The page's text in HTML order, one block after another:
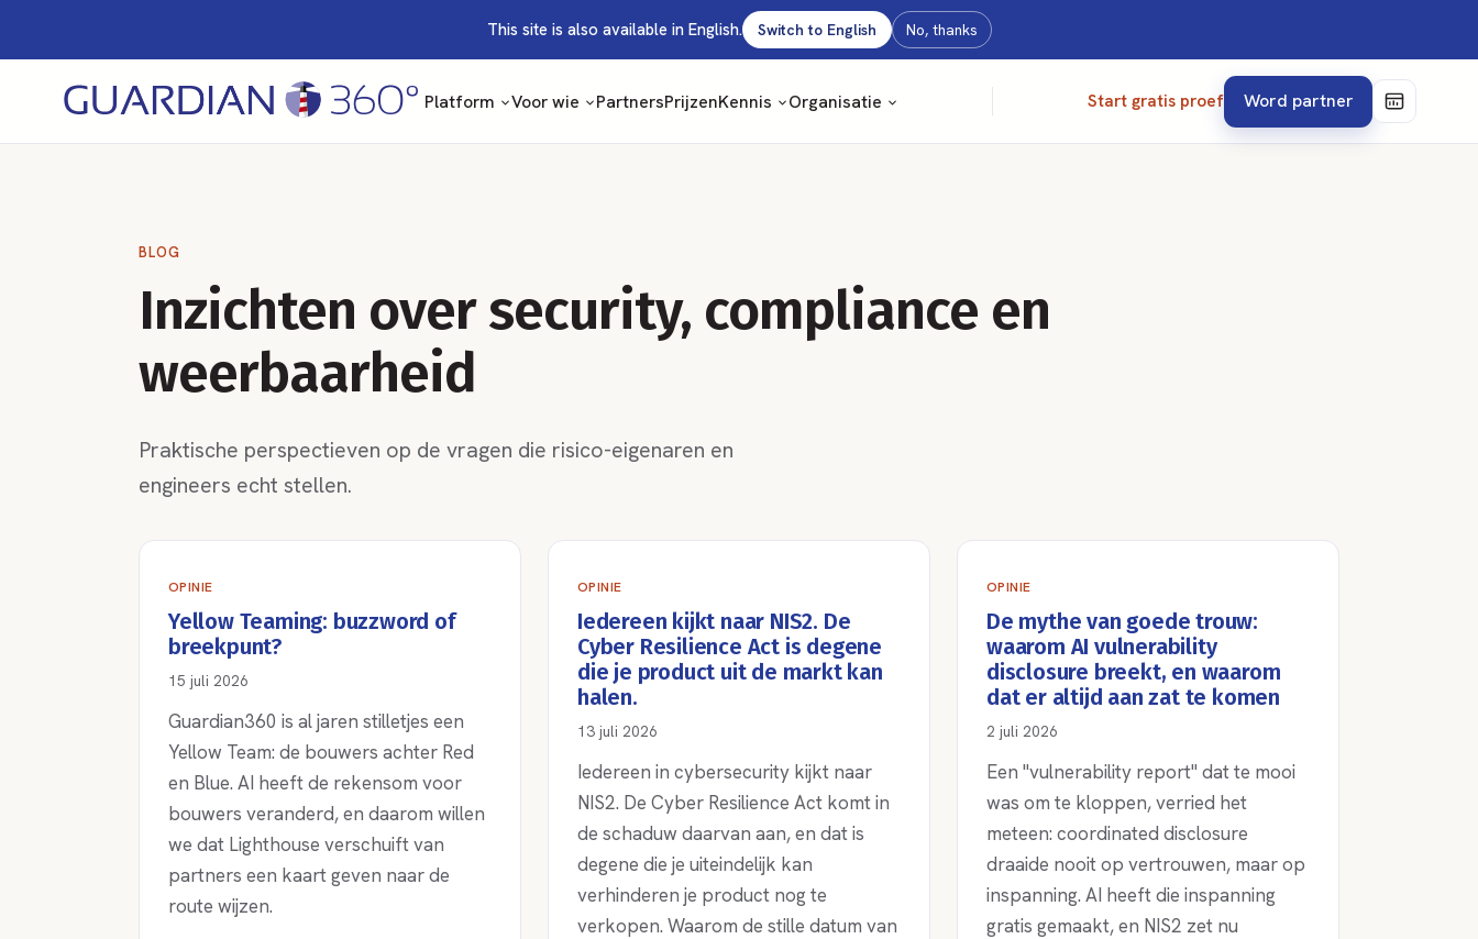
This site is also available in English. Switch to English No, thanks
Platform Voor wie PartnersPrijzenKennis Organisatie Start gratis proef Word partner
BLOG
Inzichten over security, compliance en
weerbaarheid
Praktische perspectieven op de vragen die risico-eigenaren en
engineers echt stellen.
OPINIE
Yellow Teaming: buzzword of
breekpunt?
15 juli 2026
Guardian360 is al jaren stilletjes een
Yellow Team: de bouwers achter Red
en Blue. AI heeft de rekensom voor
bouwers veranderd, en daarom willen
we dat Lighthouse verschuift van
partners een kaart geven naar de
route wijzen.
OPINIE
Iedereen kijkt naar NIS2. De
Cyber Resilience Act is degene
die je product uit de markt kan
halen.
13 juli 2026
Iedereen in cybersecurity kijkt naar
NIS2. De Cyber Resilience Act komt in
de schaduw daarvan aan, en dat is
degene die je uiteindelijk kan
verhinderen je product nog te
verkopen. Waarom de stille datum van
OPINIE
De mythe van goede trouw:
waarom AI vulnerability
disclosure breekt, en waarom
dat er altijd aan zat te komen
2 juli 2026
Een "vulnerability report" dat te mooi
was om te kloppen, verried het
meteen: coordinated disclosure
draaide nooit op vertrouwen, maar op
inspanning. AI heeft die inspanning
gratis gemaakt, en NIS2 zet nu